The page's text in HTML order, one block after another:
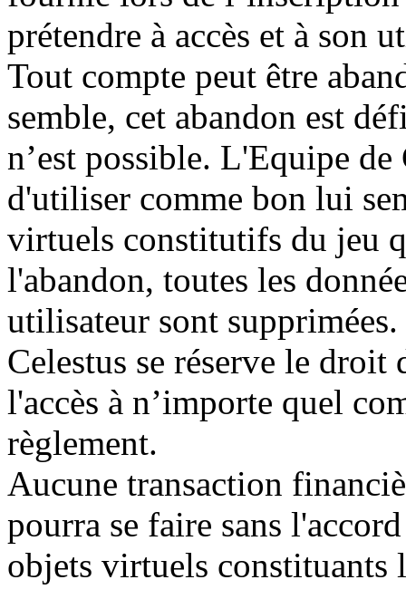
prétendre à accès et à son
Tout compte peut être
semble, cet abandon est
n’est possible. L'Equipe
d'utiliser comme bon lui
virtuels constitutifs du jeu
l'abandon, toutes les
utilisateur sont supprimées.
Celestus se réserve le
l'accès à n’importe quel
règlement.
Aucune transaction
pourra se faire sans
objets virtuels constituants